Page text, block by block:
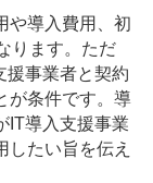
や導入費用、初
ります。ただ
援事業者と契約
が条件です。導
IT導入支援事業
したい旨を伝え